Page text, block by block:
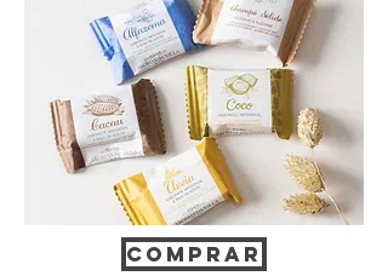
COMPRAR